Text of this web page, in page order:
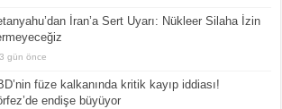
İran’a Sert Uyarı: Nükleer Silaha İzin
3 gün önce
füze kalkanında kritik kayıp iddiası!
endişe büyüyor